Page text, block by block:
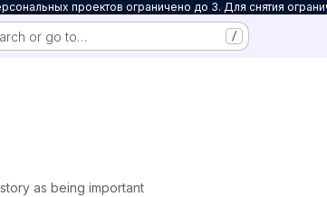
проектов ограничено до 3. Для снятия
or go to… /
as being important